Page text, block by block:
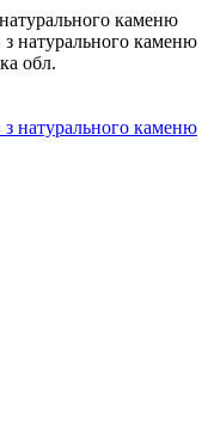
каменю
обл.